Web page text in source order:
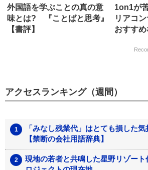
外国語を学ぶことの真の意
味とは? 『ことばと思考』
【書評】
1on1が
リアコ
おすす
アクセスランキング（週間）
「みなし残業代」はとても損した
【禁断の会社用語辞典】
現地の若者と共鳴した星野リゾー